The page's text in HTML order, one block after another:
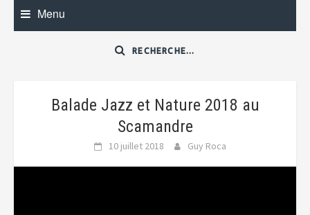
Menu
Balade Jazz et Nature 2018 au
Scamandre
10 juillet 2018 Guy Roca